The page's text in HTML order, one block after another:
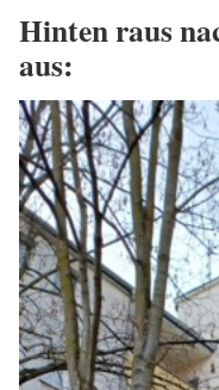
Hinten raus
aus: